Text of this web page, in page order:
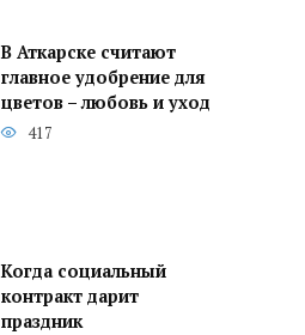
В Аткарске считают
главное удобрение для
цветов – любовь и уход
417
Когда социальный
контракт дарит
праздник